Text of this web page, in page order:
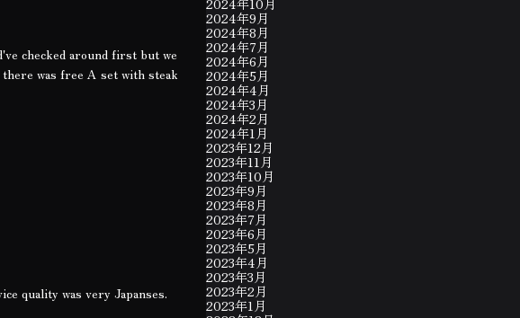
checked around first but we
was free A set with steak
quality was very Japanses.
2024年10月
2024年9月
2024年8月
2024年7月
2024年6月
2024年5月
2024年4月
2024年3月
2024年2月
2024年1月
2023年12月
2023年11月
2023年10月
2023年9月
2023年8月
2023年7月
2023年6月
2023年5月
2023年4月
2023年3月
2023年2月
2023年1月